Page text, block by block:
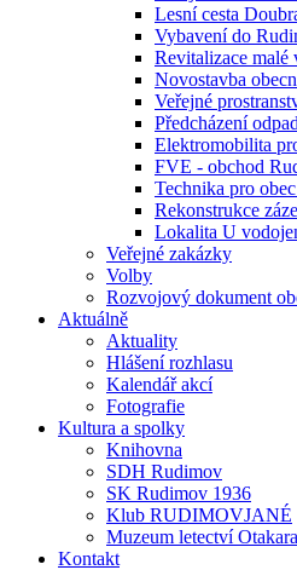
Lesní cesta
Vybavení do
Revitalizace malé
Novostavba
Veřejné
Předcházení
Elektromobilita
FVE - obchod
Technika pro
Rekonstrukce
Lokalita U
Veřejné zakázky
Volby
Rozvojový dokument
Aktuálně
Aktuality
Hlášení rozhlasu
Kalendář akcí
Fotografie
Kultura a spolky
Knihovna
SDH Rudimov
SK Rudimov 1936
Klub RUDIMOVJANÉ
Muzeum letectví
Kontakt